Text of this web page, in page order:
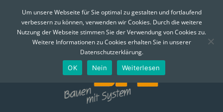
Telefon:0361 - 74 310Email:info@bfe-erfurt.de
MENÜUm unsere Webseite für Sie optimal zu gestalten und fortlaufend
verbessern zu können, verwenden wir Cookies. Durch die weitere
Nutzung der Webseite stimmen Sie der Verwendung von Cookies zu.
Weitere Informationen zu Cookies erhalten Sie in unserer
Datenschutzerklärung.
OK Nein Weiterlesen